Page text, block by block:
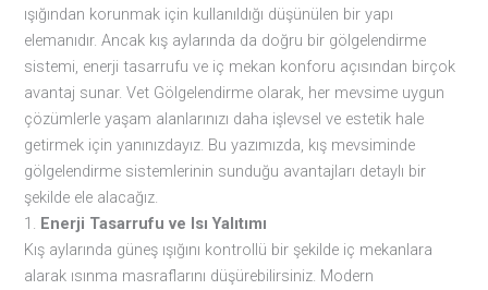
ışığından korunmak için kullanıldığı düşünülen bir yapı
elemanıdır. Ancak kış aylarında da doğru bir gölgelendirme
sistemi, enerji tasarrufu ve iç mekan konforu açısından birçok
avantaj sunar. Vet Gölgelendirme olarak, her mevsime uygun
çözümlerle yaşam alanlarınızı daha işlevsel ve estetik hale
getirmek için yanınızdayız. Bu yazımızda, kış mevsiminde
gölgelendirme sistemlerinin sunduğu avantajları detaylı bir
şekilde ele alacağız.
1. Enerji Tasarrufu ve Isı Yalıtımı
Kış aylarında güneş ışığını kontrollü bir şekilde iç mekanlara
alarak ısınma masraflarını düşürebilirsiniz. Modern